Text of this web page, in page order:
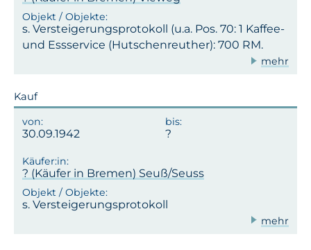
s. Versteigerungsprotokoll (u.a. Pos. 70: 1 Kaffee-
und Essservice (Hutschenreuther): 700 RM.
mehr
Kauf
30.09.1942
? (Käufer in Bremen) Seuß/Seuss
s. Versteigerungsprotokoll
mehr